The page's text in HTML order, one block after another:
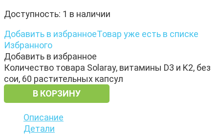
Доступность: 1 в наличии
Добавить в избранноеТовар уже есть в списке
Избранного
Добавить в избранное
Количество товара Solaray, витамины D3 и K2, без
сои, 60 растительных капсул
В КОРЗИНУ
Описание
Детали